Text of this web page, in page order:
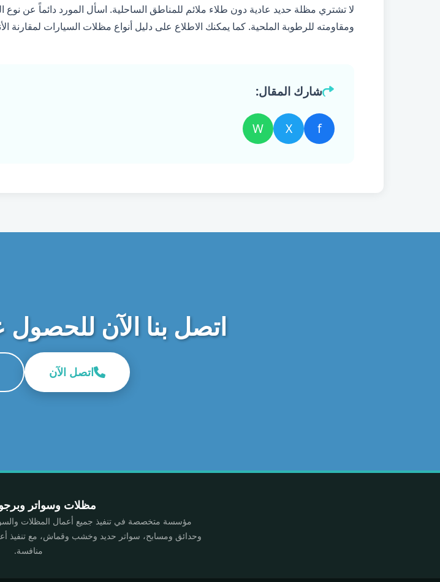
لا تشتري مظلة حديد عادية دون طلاء ملائم للمناطق الساحلية. اسأل المورد دائماً عن نوع
ومقاومته للرطوبة الملحية. كما يمكنك الاطلاع على دليل أنواع مظلات السيارات لمقارنة
شارك المقال:
f
X
W
اتصل بنا الآن
اتصل الآن
مظلات وسواتر
مؤسسة متخصصة في تنفيذ جميع أعمال المظلات
وحدائق ومسابح، سواتر حديد وخشب وقماش، مع تنفيذ
منافسة.